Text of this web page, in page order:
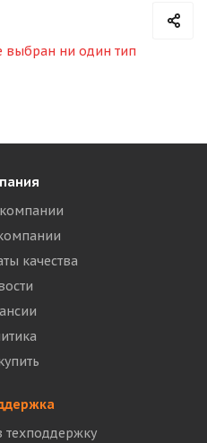
выбран ни один тип
качества